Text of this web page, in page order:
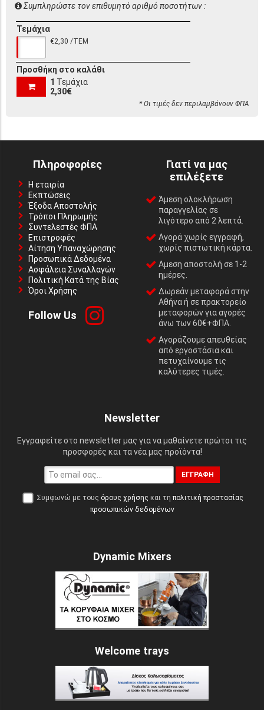
Συμπληρώστε τον επιθυμητό αριθμό ποσοτήτων :
Τεμάχια
€2,30 /ΤΕΜ
Προσθήκη στο καλάθι
1 Τεμάχια
2,30€
* Οι τιμές δεν περιλαμβάνουν ΦΠΑ
Πληροφορίες
Η εταιρία
Εκπτώσεις
Έξοδα Αποστολής
Τρόποι Πληρωμής
Συντελεστές ΦΠΑ
Επιστροφές
Αίτηση Υπαναχώρησης
Προσωπικά Δεδομένα
Ασφάλεια Συναλλαγών
Πολιτική Κατά της Βίας
Όροι Χρήσης
Follow Us
Γιατί να μας
επιλέξετε
Άμεση ολοκλήρωση
παραγγελίας σε
λιγότερο από 2 λεπτά.
Αγορά χωρίς εγγραφή,
χωρίς πιστωτική κάρτα.
Αμεση αποστολή σε 1-2
ημέρες.
Δωρεάν μεταφορά στην
Αθήνα ή σε πρακτορείο
μεταφορών για αγορές
άνω των 60€+ΦΠΑ.
Αγοράζουμε απευθείας
από εργοστάσια και
πετυχαίνουμε τις
καλύτερες τιμές.
Newsletter
Εγγραφείτε στο newsletter μας για να μαθαίνετε πρώτοι τις
προσφορές και τα νέα μας προϊόντα!
ΕΓΓΡΑΦΉ
Συμφωνώ με τους όρους χρήσης και τη πολιτική προστασίας
προσωπικών δεδομένων
Dynamic Mixers
Welcome trays